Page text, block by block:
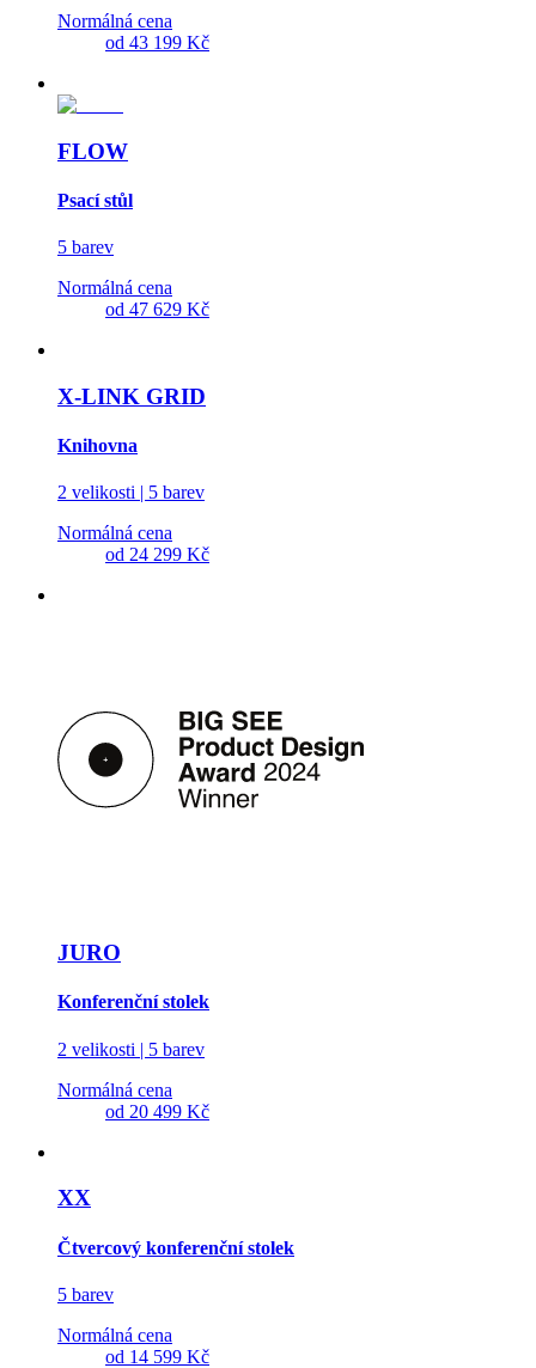
Normálná cena
od 43 199 Kč
FLOW
Psací stůl
5 barev
Normálná cena
od 47 629 Kč
X-LINK GRID
Knihovna
2 velikosti | 5 barev
Normálná cena
od 24 299 Kč
JURO
Konferenční stolek
2 velikosti | 5 barev
Normálná cena
od 20 499 Kč
XX
Čtvercový konferenční stolek
5 barev
Normálná cena
od 14 599 Kč